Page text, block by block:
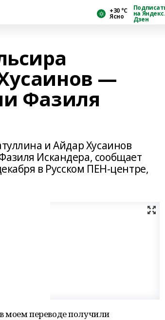
+30 °С
Ясно на Яндекс.
Дзен
—
Фазиля
и Айдар Хусаинов
Искандера, сообщает
в Русском ПЕН-центре,
моем переводе получили